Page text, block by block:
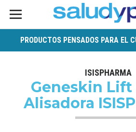
PRODUCTOS PENSADOS PARA EL
ISISPHARMA
Geneskin Lift
Alisadora